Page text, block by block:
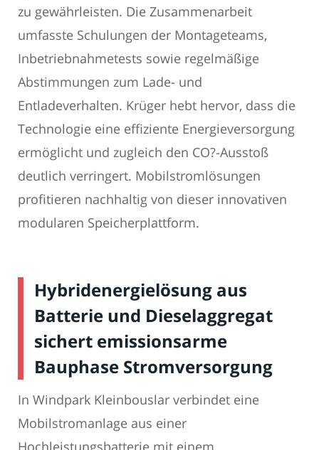
zu gewährleisten. Die Zusammenarbeit
umfasste Schulungen der Montageteams,
Inbetriebnahmetests sowie regelmäßige
Abstimmungen zum Lade- und
Entladeverhalten. Krüger hebt hervor, dass die
Technologie eine effiziente Energieversorgung
ermöglicht und zugleich den CO?-Ausstoß
deutlich verringert. Mobilstromlösungen
profitieren nachhaltig von dieser innovativen
modularen Speicherplattform.
Hybridenergielösung aus
Batterie und Dieselaggregat
sichert emissionsarme
Bauphase Stromversorgung
In Windpark Kleinbouslar verbindet eine
Mobilstromanlage aus einer